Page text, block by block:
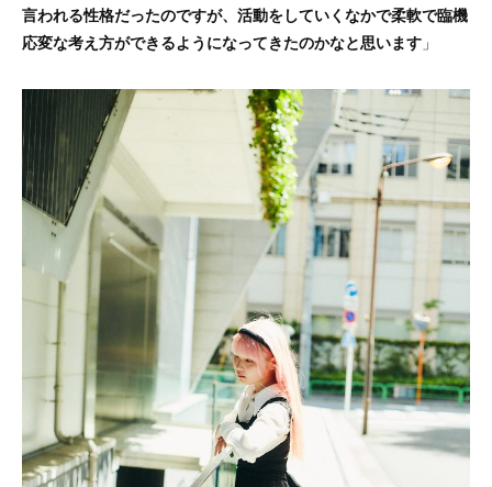
言われる性格だったのですが、活動をしていくなかで柔軟で臨機
応変な考え方ができるようになってきたのかなと思います 」